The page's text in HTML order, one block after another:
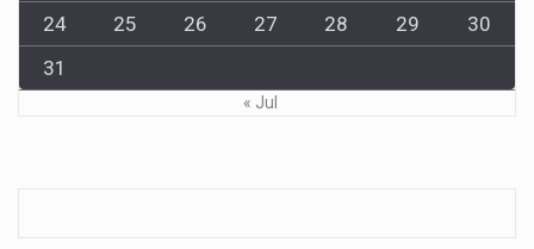
24
25 26 27 28 29
30
31
« Jul